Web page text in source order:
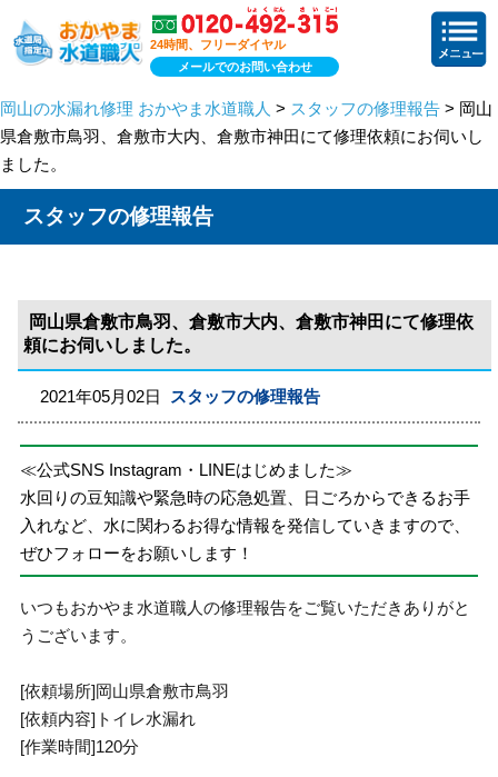
24時間、フリーダイヤル
メールでのお問い合わせ
岡山の水漏れ修理 おかやま水道職人 > スタッフの修理報告 > 岡山
県倉敷市鳥羽、倉敷市大内、倉敷市神田にて修理依頼にお伺いし
ました。
スタッフの修理報告
岡山県倉敷市鳥羽、倉敷市大内、倉敷市神田にて修理依
頼にお伺いしました。
2021年05月02日 スタッフの修理報告
≪公式SNS Instagram・LINEはじめました≫
水回りの豆知識や緊急時の応急処置、日ごろからできるお手
入れなど、水に関わるお得な情報を発信していきますので、
ぜひフォローをお願いします！
いつもおかやま水道職人の修理報告をご覧いただきありがと
うございます。
[依頼場所]岡山県倉敷市鳥羽
[依頼内容]トイレ水漏れ
[作業時間]120分